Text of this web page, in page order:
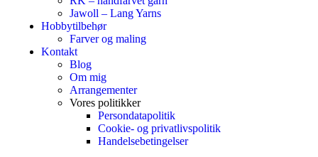
Jawoll – Lang Yarns
Hobbytilbehør
Farver og maling
Kontakt
Blog
Om mig
Arrangementer
Vores politikker
Persondatapolitik
Cookie- og privatlivspolitik
Handelsebetingelser